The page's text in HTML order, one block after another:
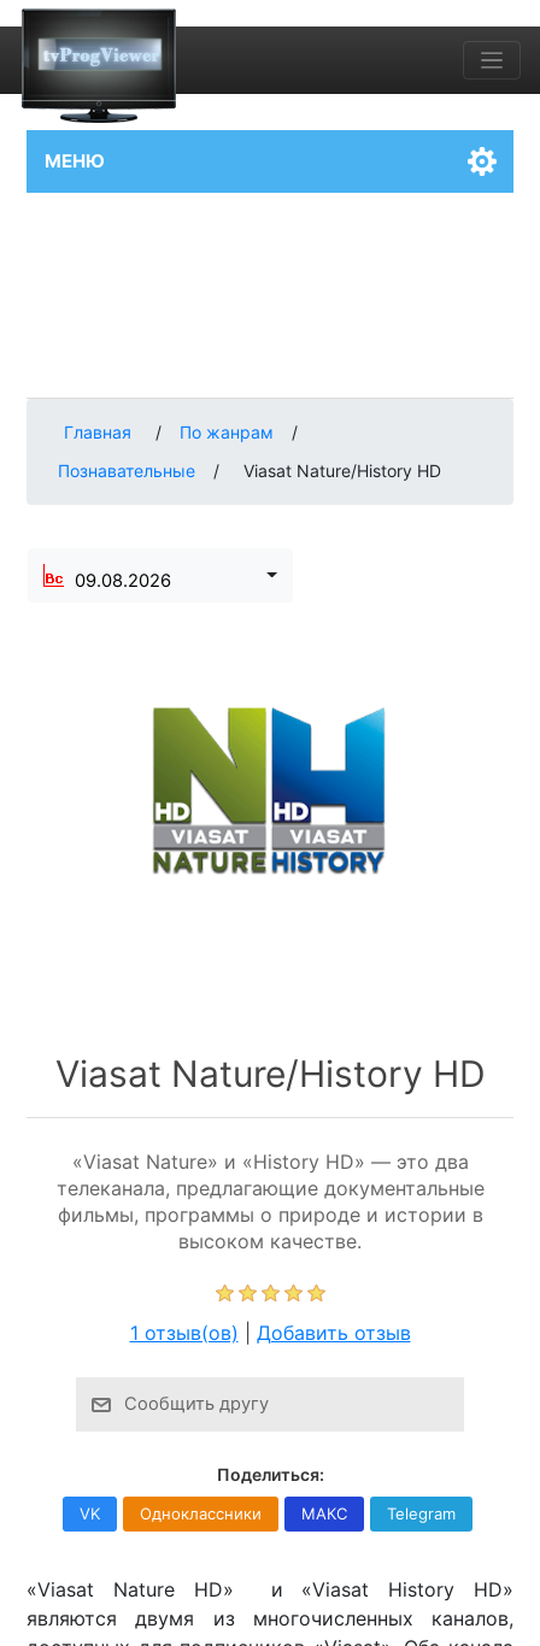
МЕНЮ
Главная / По жанрам
/
Познавательные
/ Viasat Nature/History HD
09.08.2026
Viasat Nature/History HD
«Viasat Nature» и «History HD» — это два
телеканала, предлагающие документальные
фильмы, программы о природе и истории в
высоком качестве.
1 отзыв(ов) Добавить отзыв
Сообщить другу
Поделиться:
VK Одноклассники МАКС Telegram
«Viasat Nature HD» и «Viasat History HD»
являются двумя из многочисленных каналов,